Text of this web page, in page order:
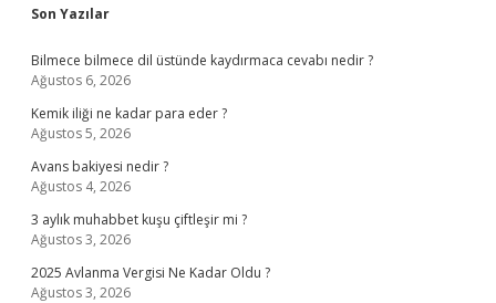
Sidebar
Son Yazılar
Bilmece bilmece dil üstünde kaydırmaca cevabı nedir ?
Ağustos 6, 2026
Kemik iliği ne kadar para eder ?
Ağustos 5, 2026
Avans bakiyesi nedir ?
Ağustos 4, 2026
3 aylık muhabbet kuşu çiftleşir mi ?
Ağustos 3, 2026
2025 Avlanma Vergisi Ne Kadar Oldu ?
Ağustos 3, 2026